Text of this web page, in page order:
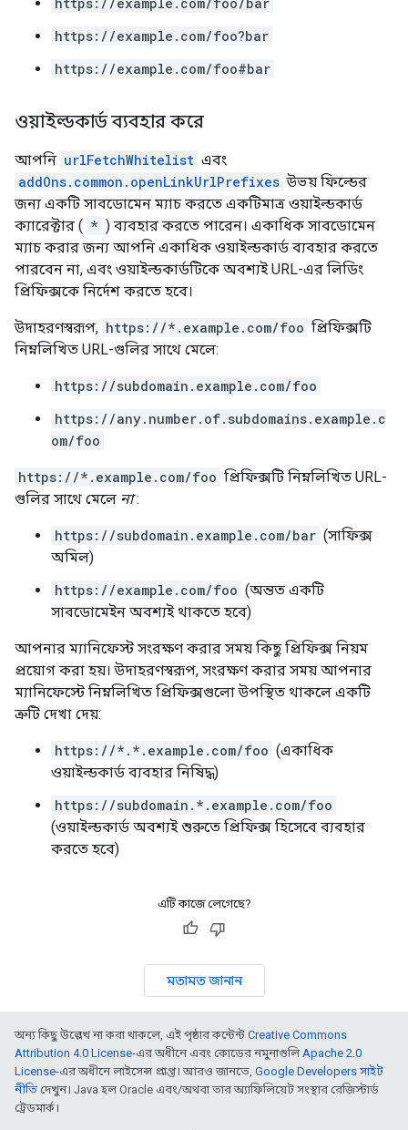
https://example.com/foo?bar
https://example.com/foo#bar
ওয়াইল্ডকার্ড ব্যবহার করে
আপনি urlFetchWhitelist এবং
addOns.common.openLinkUrlPrefixes উভয় ফিল্ডের
জন্য একটি সাবডোমেন ম্যাচ করতে একটিমাত্র ওয়াইল্ডকার্ড
ক্যারেক্টার ( * ) ব্যবহার করতে পারেন। একাধিক সাবডোমেন
ম্যাচ করার জন্য আপনি একাধিক ওয়াইল্ডকার্ড ব্যবহার করতে
পারবেন না, এবং ওয়াইল্ডকার্ডটিকে অবশ্যই URL-এর লিডিং
প্রিফিক্সকে নির্দেশ করতে হবে।
উদাহরণস্বরূপ, https://*.example.com/foo প্রিফিক্সটি
নিম্নলিখিত URL-গুলির সাথে মেলে:
https://subdomain.example.com/foo
https://any.number.of.subdomains.example.c
om/foo
https://*.example.com/foo প্রিফিক্সটি নিম্নলিখিত URL-
গুলির সাথে মেলে না:
https://subdomain.example.com/bar (সাফিক্স
অমিল)
https://example.com/foo (অন্তত একটি
সাবডোমেইন অবশ্যই থাকতে হবে)
আপনার ম্যানিফেস্ট সংরক্ষণ করার সময় কিছু প্রিফিক্স নিয়ম
প্রয়োগ করা হয়। উদাহরণস্বরূপ, সংরক্ষণ করার সময় আপনার
ম্যানিফেস্টে নিম্নলিখিত প্রিফিক্সগুলো উপস্থিত থাকলে একটি
ত্রুটি দেখা দেয়:
https://*.*.example.com/foo (একাধিক
ওয়াইল্ডকার্ড ব্যবহার নিষিদ্ধ)
https://subdomain.*.example.com/foo
(ওয়াইল্ডকার্ড অবশ্যই শুরুতে প্রিফিক্স হিসেবে ব্যবহার
করতে হবে)
এটি কাজে লেগেছে?
মতামত জানান
অন্য কিছু উল্লেখ না করা থাকলে, এই পৃষ্ঠার কন্টেন্ট Creative Commons
Attribution 4.0 License-এর অধীনে এবং কোডের নমুনাগুলিApache 2.0
License-এর অধীনে লাইসেন্স প্রাপ্ত। আরও জানতে, Google Developers সাইট
নীতি দেখুন। Java হল Oracle এবং/অথবা তার অ্যাফিলিয়েট সংস্থার রেজিস্টার্ড
ট্রেডমার্ক।